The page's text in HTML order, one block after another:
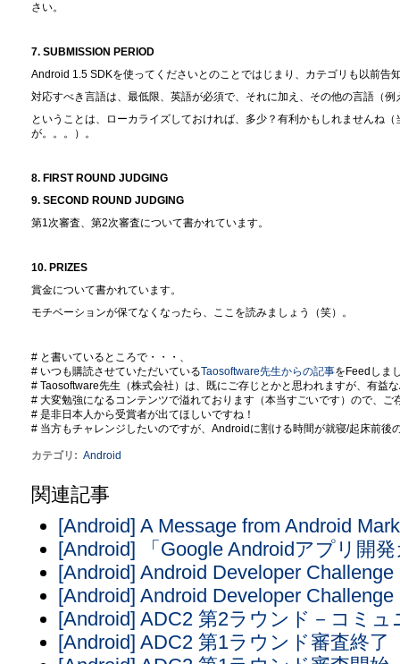
さい。
7. SUBMISSION PERIOD
Android 1.5 SDKを使ってくださいとのことではじまり、カテゴリも以前告
対応すべき言語は、最低限、英語が必須で、それに加え、その他の言語（
ということは、ローカライズしておければ、多少？有利かもしれませんね
が。。。）。
8. FIRST ROUND JUDGING
9. SECOND ROUND JUDGING
第1次審査、第2次審査について書かれています。
10. PRIZES
賞金について書かれています。
モチベーションが保てなくなったら、ここを読みましょう（笑）。
# と書いているところで・・・、
# いつも購読させていただいているTaosoftware先生からの記事をFeedしま
# Taosoftware先生（株式会社）は、既にご存じとかと思われますが、有益
# 大変勉強になるコンテンツで溢れております（本当すごいです）ので、
# 是非日本人から受賞者が出てほしいですね！
# 当方もチャレンジしたいのですが、Androidに割ける時間が就寝/起床前後
カテゴリ : Android
関連記事
[Android] A Message from Android
[Android] 「Google Androidアプリ開
[Android] Android Developer
[Android] Android Developer
[Android] ADC2 第2ラウンド－コミ
[Android] ADC2 第1ラウンド審査終了